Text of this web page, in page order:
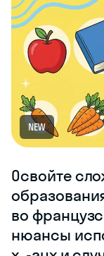
NEW
Освойте
во
нюансы